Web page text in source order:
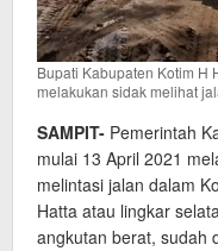
Bupati Kabupaten Kotim H
melakukan sidak melihat
SAMPIT- Pemerintah
mulai 13 April 2021
melintasi jalan dalam
Hatta atau lingkar
angkutan berat, sudah